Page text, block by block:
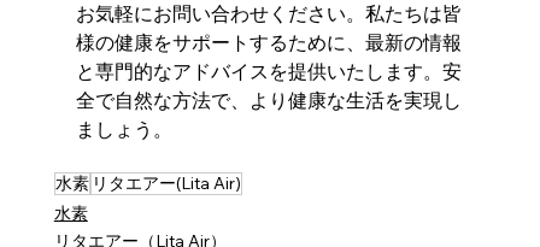
お気軽にお問い合わせください。私たちは皆
様の健康をサポートするために、最新の情報
と専門的なアドバイスを提供いたします。安
全で自然な方法で、より健康な生活を実現し
ましょう。
水素 リタエアー(Lita Air)
水素
リタエアー（Lita Air）